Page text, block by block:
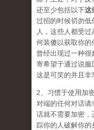
还至少包括以下这
过招的时候切勿低
人，这些人都受
何装傻以获取你的
曾经出现过一种很
寄希望于通过说服
这是可笑的并且非
2、习惯于使用加
对端的任何对话请
话就不需要加密，
踪你的人破解你的